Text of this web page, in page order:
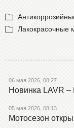
Лакокрасочные
06 мая 2026, 08:27
Новинка LAVR
05 мая 2026, 08:13
Мотосезон